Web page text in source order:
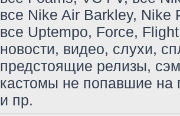
все Nike Air Barkley, Nike
все Uptempo, Force,
новости, видео, слухи,
предстоящие релизы,
кастомы не попавшие на
и пр.